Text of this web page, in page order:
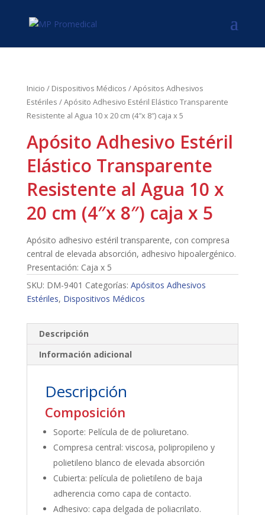
Inicio / Dispositivos Médicos /Apósitos Adhesivos
Estériles / Apósito Adhesivo Estéril Elástico Transparente
Resistente al Agua 10 x 20 cm (4″x 8″) caja x 5
Apósito Adhesivo Estéril
Elástico Transparente
Resistente al Agua 10 x
20 cm (4″x 8″) caja x 5
Apósito adhesivo estéril transparente, con compresa
central de elevada absorción, adhesivo hipoalergénico.
Presentación: Caja x 5
SKU: DM-9401 Categorías: Apósitos Adhesivos
Estériles, Dispositivos Médicos
Descripción
Información adicional
Descripción
Composición
Soporte: Película de de poliuretano.
Compresa central: viscosa, polipropileno y
polietileno blanco de elevada absorción
Cubierta: película de polietileno de baja
adherencia como capa de contacto.
Adhesivo: capa delgada de poliacrilato.